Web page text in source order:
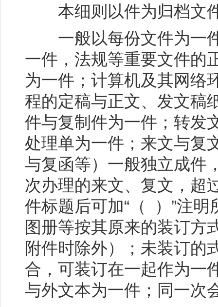
本细则以件为归档文
一般以每份文件为一件
一件，法规等重要文件的
为一件；计算机及其网络
程的定稿与正文、发文稿
件与复制件为一件；转发
处理单为一件；来文与复
与复函等）一般独立成件
次办理的来文、复文，超
件标题后可加“（ ）”注
图册等按其原来的装订方
附件时除外）；未装订的
合，可装订在一起作为一
与外文本为一件；同一次